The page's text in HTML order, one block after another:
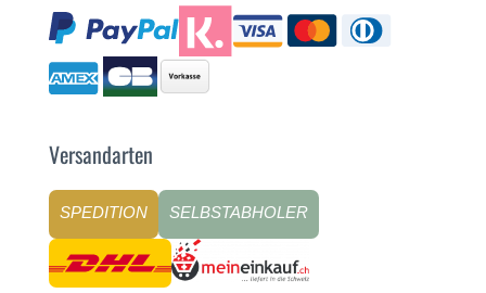
Versandarten
SPEDITION SELBSTABHOLER